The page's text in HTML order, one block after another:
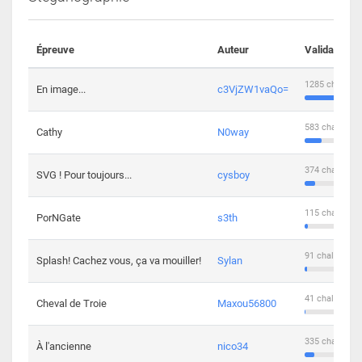
Épreuve Auteur Validations
En image... c3VjZW1vaQo= 1285
Cathy N0way 583
SVG ! Pour toujours... cysboy 374
PorNGate s3th 115
Splash! Cachez vous, ça va mouiller! Sylan 91
Cheval de Troie Maxou56800 41
À l'ancienne nico34 335